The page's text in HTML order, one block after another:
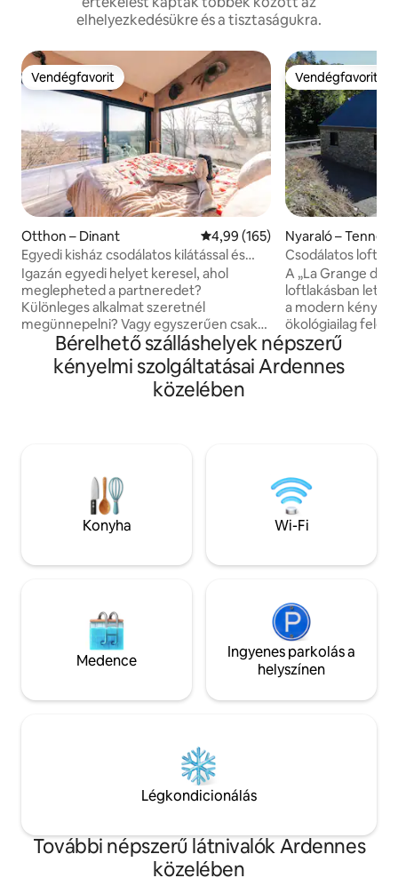
elhelyezkedésükre és a tisztaságukra.
Vendégfavorit
Vendégfavorit
Otthon – Dinant Átlagos értékelés: 5/4,99, 165
4,99 (165)
Egyedi kisház csodálatos kilátással és
saját wellnesszel
Igazán egyedi helyet keresel, ahol
meglepheted a partneredet?
Különleges alkalmat szeretnél
megünnepelni? Vagy egyszerűen csak
visszavonulni egy csendes helyre egy
stresszes nap után? Ezután gyere át az
El Clandestino - Lunába, amely egy
természetvédelmi terület közepén
közepén vagy! A kisház teljesen fel van
szerelve saját wellnessrészleggel,
netflixszel, nyílt tűzzel
Vendégfavorit
Vendégfavorit
Nyaraló –
Csodálatos loft
watermill tavakra
A „La Grange du
loftlakásban lett
a modern
ökológiailag
invitál
energiafogyasztás). Csak illik
bensőséges
is. Úszás a tóban
egyetértésben.
Bérelhető szálláshelyek népszerű
kényelmi szolgáltatásai Ardennes
közelében
Konyha Wi-Fi
Medence
Ingyenes parkolás a
helyszínen
Légkondicionálás
További népszerű látnivalók Ardennes
közelében